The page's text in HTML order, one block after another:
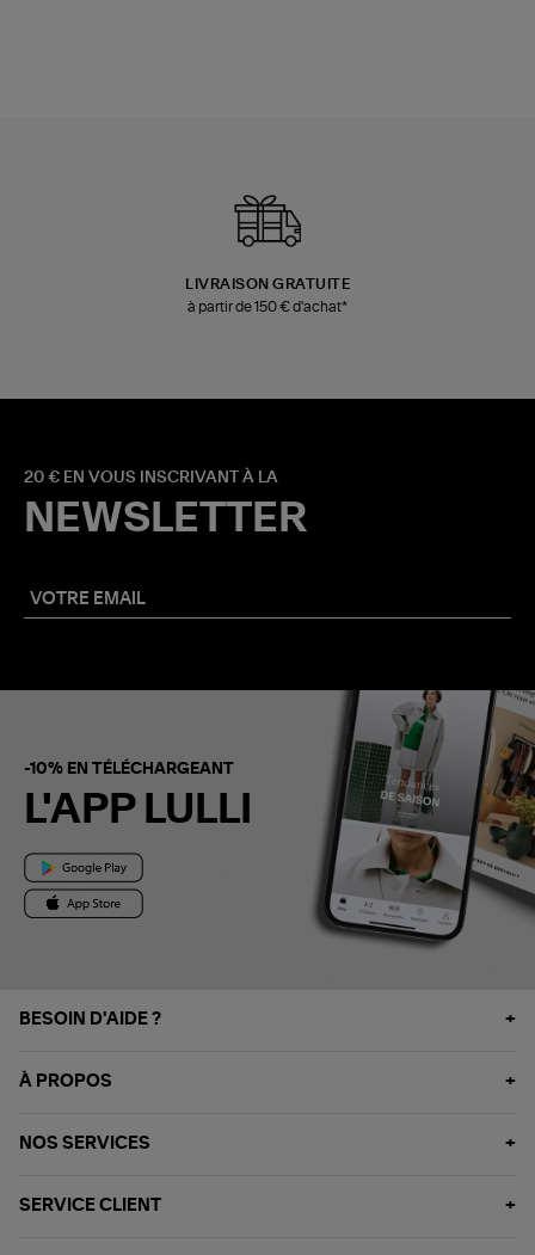
LIVRAISON GRATUITE
à partir de 150 € d'achat*
20 € EN VOUS INSCRIVANT À LA
NEWSLETTER
-10% EN TÉLÉCHARGEANT
L'APP LULLI
BESOIN D'AIDE ?
À PROPOS
NOS SERVICES
SERVICE CLIENT